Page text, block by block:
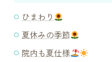
ひまわり
夏休みの季節
院内も夏仕様